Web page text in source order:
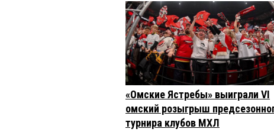
«Омские Ястребы» выиграли VI
омский розыгрыш
турнира клубов МХЛ